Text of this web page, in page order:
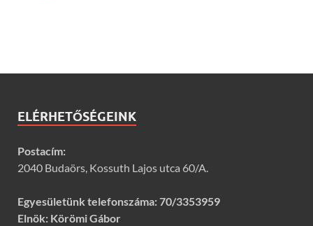
ELÉRHETŐSÉGEINK
Postacím:
2040 Budaörs, Kossuth Lajos utca 60/A.
Egyesületünk telefonszáma:70/3353959
Elnök: Körömi Gábor